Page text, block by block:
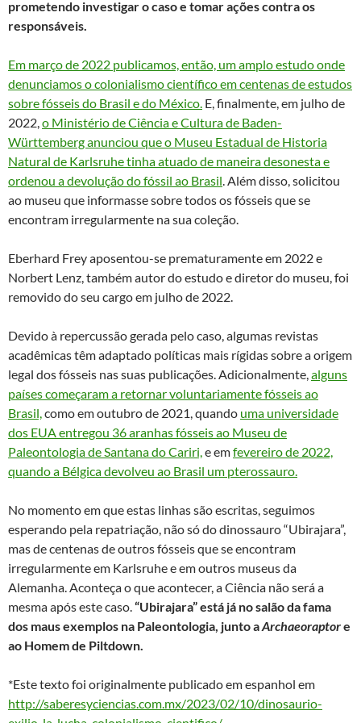
prometendo investigar o caso e tomar ações contra os
responsáveis.
Em março de 2022 publicamos, então, um amplo estudo onde
denunciamos o colonialismo científico em centenas de estudos
sobre fósseis do Brasil e do México. E, finalmente, em julho de
2022,o Ministério de Ciência e Cultura de Baden-
Württemberg anunciou que o Museu Estadual de Historia
Natural de Karlsruhe tinha atuado de maneira desonesta e
ordenou a devolução do fóssil ao Brasil. Além disso, solicitou
ao museu que informasse sobre todos os fósseis que se
encontram irregularmente na sua coleção.
Eberhard Frey aposentou-se prematuramente em 2022 e
Norbert Lenz, também autor do estudo e diretor do museu, foi
removido do seu cargo em julho de 2022.
Devido à repercussão gerada pelo caso, algumas revistas
acadêmicas têm adaptado políticas mais rígidas sobre a origem
legal dos fósseis nas suas publicações. Adicionalmente,alguns
países começaram a retornar voluntariamente fósseis ao
Brasil,como em outubro de 2021, quando uma universidade
dos EUA entregou 36 aranhas fósseis ao Museu de
Paleontologia de Santana do Cariri,e emfevereiro de 2022,
quando a Bélgica devolveu ao Brasil um pterossauro.
No momento em que estas linhas são escritas, seguimos
esperando pela repatriação, não só do dinossauro “Ubirajara”,
mas de centenas de outros fósseis que se encontram
irregularmente em Karlsruhe e em outros museus da
Alemanha. Aconteça o que acontecer, a Ciência não será a
mesma após este caso.“Ubirajara” está já no salão da fama
dos maus exemplos na Paleontologia, junto aArchaeoraptore
ao Homem de Piltdown.
*Este texto foi originalmente publicado em espanhol em
http://saberesyciencias.com.mx/2023/02/10/dinosaurio-